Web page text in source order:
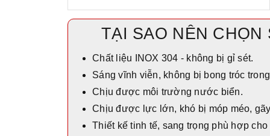
TẠI SAO NÊN CHỌN
Chất liệu INOX 304 - không bị gỉ sét.
Sáng vĩnh viễn, không bị bong tróc
Chịu được môi trường nước biển.
Chịu được lực lớn, khó bị móp méo,
Thiết kế tinh tế, sang trọng phù hợp